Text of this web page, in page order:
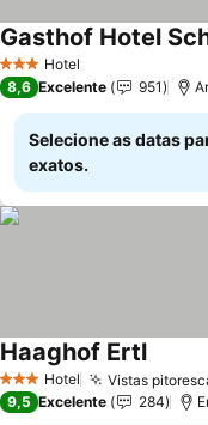
3 EstrelasHotel
Gasthof Hotel
8,6 Excelente 951
Selecione as datas
exatos.
3 EstrelasHotel Vistas
Haaghof Ertl
9,5 Excelente 284